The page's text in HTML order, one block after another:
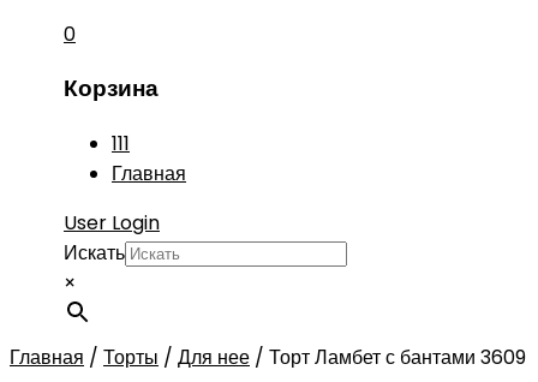
0
Корзина
111
Главная
User Login
Искать
×
Главная / Торты / Для нее / Торт Ламбет с бантами 3609